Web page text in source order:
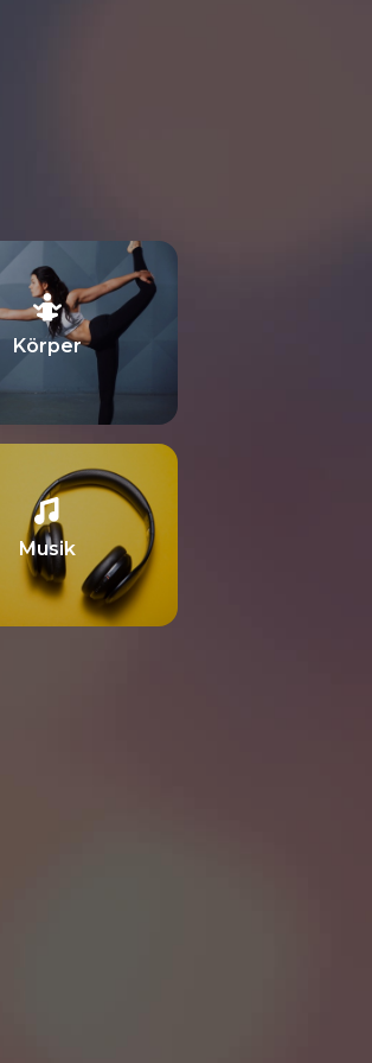
Körper
Musik